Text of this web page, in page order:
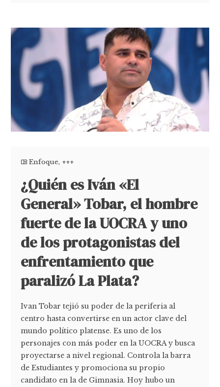
Enfoque, +++
¿Quién es Iván «El
General» Tobar, el hombre
fuerte de la UOCRA y uno
de los protagonistas del
enfrentamiento que
paralizó La Plata?
Ivan Tobar tejió su poder de la periferia al
centro hasta convertirse en un actor clave del
mundo político platense. Es uno de los
personajes con más poder en la UOCRA y busca
proyectarse a nivel regional. Controla la barra
de Estudiantes y promociona su propio
candidato en la de Gimnasia. Hoy hubo un